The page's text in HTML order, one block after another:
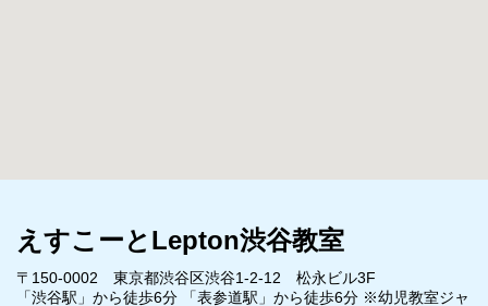
えすこーとLepton渋谷教室
〒150-0002 東京都渋谷区渋谷1-2-12 松永ビル3F
「渋谷駅」から徒歩6分 「表参道駅」から徒歩6分 ※幼児教室ジャ